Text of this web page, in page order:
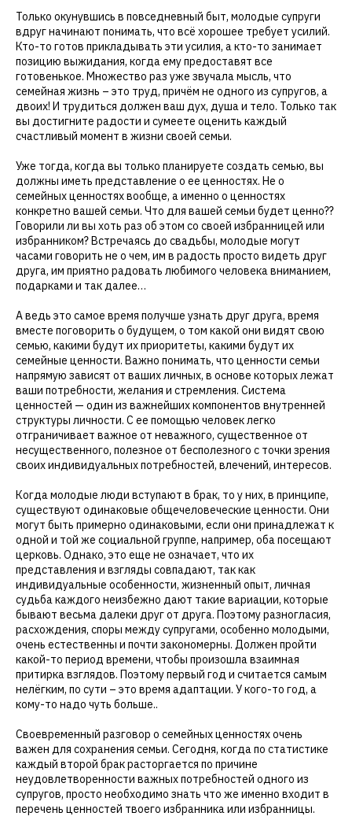
Только окунувшись в повседневный быт, молодые супруги
вдруг начинают понимать, что всё хорошее требует усилий.
Кто-то готов прикладывать эти усилия, а кто-то занимает
позицию выжидания, когда ему предоставят все
готовенькое. Множество раз уже звучала мысль, что
семейная жизнь – это труд, причём не одного из супругов, а
двоих! И трудиться должен ваш дух, душа и тело. Только так
вы достигните радости и сумеете оценить каждый
счастливый момент в жизни своей семьи.
Уже тогда, когда вы только планируете создать семью, вы
должны иметь представление о ее ценностях. Не о
семейных ценностях вообще, а именно о ценностях
конкретно вашей семьи. Что для вашей семьи будет ценно??
Говорили ли вы хоть раз об этом со своей избранницей или
избранником? Встречаясь до свадьбы, молодые могут
часами говорить не о чем, им в радость просто видеть друг
друга, им приятно радовать любимого человека вниманием,
подарками и так далее…
А ведь это самое время получше узнать друг друга, время
вместе поговорить о будущем, о том какой они видят свою
семью, какими будут их приоритеты, какими будут их
семейные ценности. Важно понимать, что ценности семьи
напрямую зависят от ваших личных, в основе которых лежат
ваши потребности, желания и стремления. Система
ценностей — один из важнейших компонентов внутренней
структуры личности. С ее помощью человек легко
отграничивает важное от неважного, существенное от
несущественного, полезное от бесполезного с точки зрения
своих индивидуальных потребностей, влечений, интересов.
Когда молодые люди вступают в брак, то у них, в принципе,
существуют одинаковые общечеловеческие ценности. Они
могут быть примерно одинаковыми, если они принадлежат к
одной и той же социальной группе, например, оба посещают
церковь. Однако, это еще не означает, что их
представления и взгляды совпадают, так как
индивидуальные особенности, жизненный опыт, личная
судьба каждого неизбежно дают такие вариации, которые
бывают весьма далеки друг от друга. Поэтому разногласия,
расхождения, споры между супругами, особенно молодыми,
очень естественны и почти закономерны. Должен пройти
какой-то период времени, чтобы произошла взаимная
притирка взглядов. Поэтому первый год и считается самым
нелёгким, по сути – это время адаптации. У кого-то год, а
кому-то надо чуть больше..
Своевременный разговор о семейных ценностях очень
важен для сохранения семьи. Сегодня, когда по статистике
каждый второй брак расторгается по причине
неудовлетворенности важных потребностей одного из
супругов, просто необходимо знать что же именно входит в
перечень ценностей твоего избранника или избранницы.